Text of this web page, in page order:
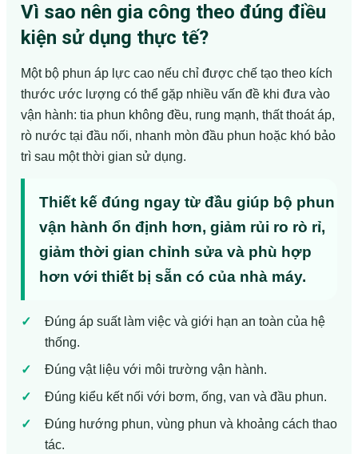
Vì sao nên gia công theo đúng điều
kiện sử dụng thực tế?
Một bộ phun áp lực cao nếu chỉ được chế tạo theo kích
thước ước lượng có thể gặp nhiều vấn đề khi đưa vào
vận hành: tia phun không đều, rung mạnh, thất thoát áp,
rò nước tại đầu nối, nhanh mòn đầu phun hoặc khó bảo
trì sau một thời gian sử dụng.
Thiết kế đúng ngay từ đầu giúp bộ phun
vận hành ổn định hơn, giảm rủi ro rò rỉ,
giảm thời gian chỉnh sửa và phù hợp
hơn với thiết bị sẵn có của nhà máy.
Đúng áp suất làm việc và giới hạn an toàn của hệ
thống.
Đúng vật liệu với môi trường vận hành.
Đúng kiểu kết nối với bơm, ống, van và đầu phun.
Đúng hướng phun, vùng phun và khoảng cách thao
tác.